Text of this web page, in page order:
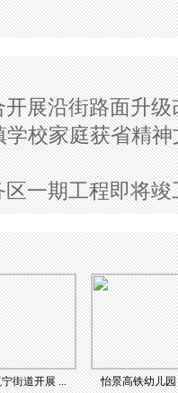
展沿街路面升
校家庭获省精
一期工程即将竣
街道开展 ... 怡景高铁幼儿园